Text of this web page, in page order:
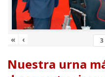
« ‹
Nuestra urna